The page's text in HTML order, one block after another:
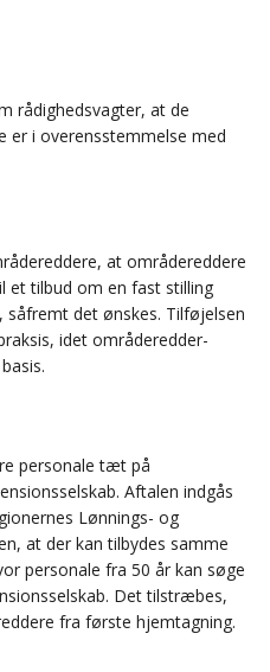
rådighedsvagter, at de
er i overensstemmelse med
at områdereddere
et tilbud om en fast stilling
det ønskes. Tilføjelsen
idet områderedder-
personale tæt på
Aftalen indgås
Lønnings- og
at der kan tilbydes samme
personale fra 50 år kan søge
Det tilstræbes,
fra første hjemtagning.